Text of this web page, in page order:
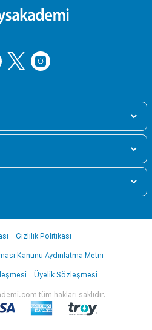
tüm hakları saklıdır.
Gizlilik Politikası
Kanunu Aydınlatma Metni
Üyelik Sözleşmesi